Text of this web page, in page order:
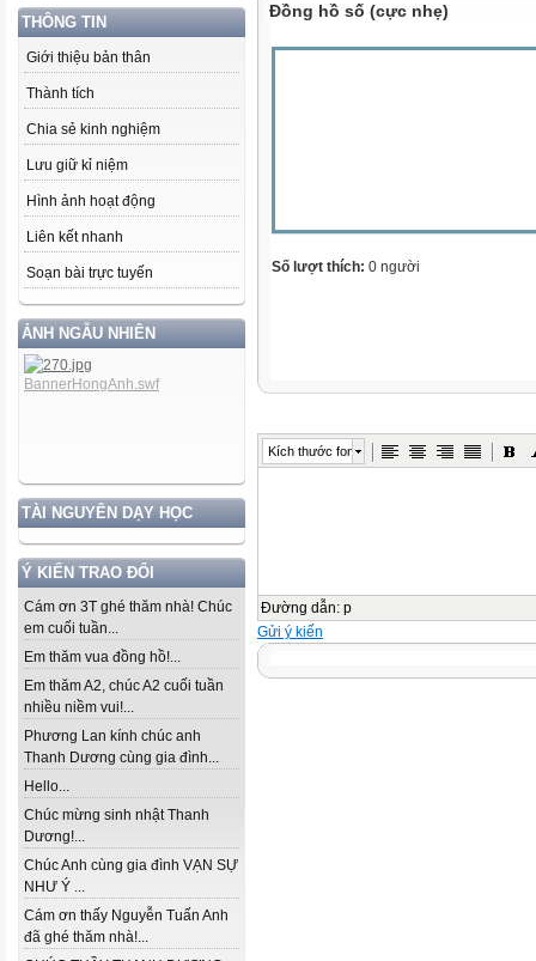
THÔNG TIN
Giới thiệu bản thân
Thành tích
Chia sẻ kinh nghiệm
Lưu giữ kỉ niệm
Hình ảnh hoạt động
Liên kết nhanh
Soạn bài trực tuyến
ẢNH NGẪU NHIÊN
TÀI NGUYÊN DẠY HỌC
Ý KIẾN TRAO ĐỔI
Cám ơn 3T ghé thăm nhà! Chúc
em cuối tuần...
Em thăm vua đồng hồ!...
Em thăm A2, chúc A2 cuối tuần
nhiều niềm vui!...
Phương Lan kính chúc anh
Thanh Dương cùng gia đình...
Hello...
Chúc mừng sinh nhật Thanh
Dương!...
Chúc Anh cùng gia đình VẠN SỰ
NHƯ Ý ...
Cám ơn thấy Nguyễn Tuấn Anh
đã ghé thăm nhà!...
Đồng hồ số (cực nhẹ)
Số lượt thích: 0 người
Kích thước font
Đường dẫn: p
Gửi ý kiến